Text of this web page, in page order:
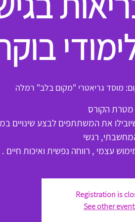
מוסד גריאטרי "מקום בלב" רמלה
את המשתתפים לבצע שינויים
עצמי , רווחה נפשית ואיכות חיים .
Registration is
See other